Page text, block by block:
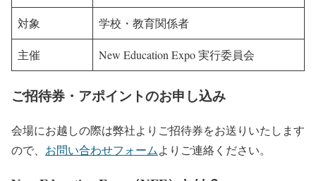
対象 学校・教育関係者
主催 New Education Expo 実行委員会
ご招待券・アポイントのお申し込み
会場にお越しの際は弊社よりご招待券をお送りいたします
ので、 お問い合わせフォームよりご連絡ください。